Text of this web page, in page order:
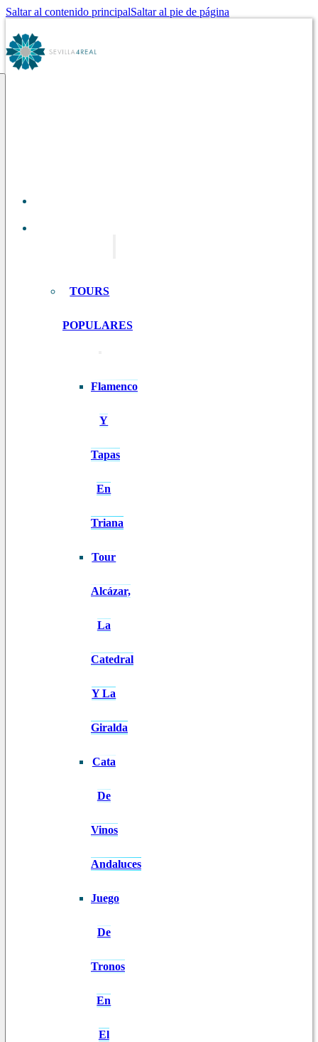
Saltar al contenido principalSaltar al pie de página
TOURS
POPULARES
Flamenco
Y
Tapas
En
Triana
Tour
Alcázar,
La
Catedral
Y La
Giralda
Cata
De
Vinos
Andaluces
Juego
De
Tronos
En
El